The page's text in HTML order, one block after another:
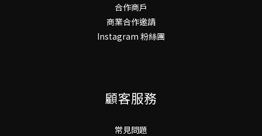
合作商戶
商業合作邀請
Instagram 粉絲團
顧客服務
常見問題